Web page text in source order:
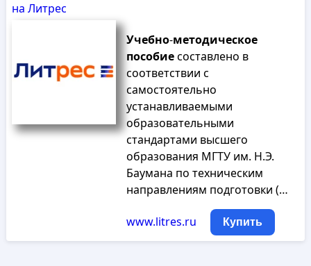
на Литрес
Учебно-методическое
пособиесоставлено в
соответствии с
самостоятельно
устанавливаемыми
образовательными
стандартами высшего
образования МГТУ им. Н.Э.
Баумана по техническим
направлениям подготовки (…
www.litres.ru Купить